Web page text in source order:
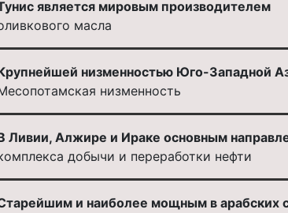
является мировым производителем
масла
низменностью Юго-Западной
низменность
Ливии, Алжире и Ираке основным
добычи и переработки нефти
и наиболее мощным в арабских